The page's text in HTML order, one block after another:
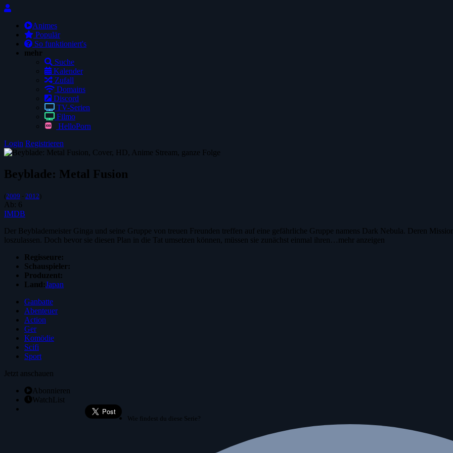
Animes
Populär
So funktioniert's
mehr
Suche
Kalender
Zufall
Domains
Discord
TV-Serien
Filmo
HelloPorn
Login Registrieren
Beyblade: Metal Fusion
(2009 - 2012 )
Ab: 6
IMDB
Der Beyblademeister Ginga und seine Gruppe von treuen Freunden treffen auf eine gefährliche Gruppe namens Dark Nebula. Deren
loszulassen. Doch bevor sie diesen Plan in die Tat umsetzen können, müssen sie zunächst einmal ihren…mehr anzeigen
Regisseure:
Schauspieler:
Produzent:
Land:Japan
Ganbatte
Abenteuer
Action
Ger
Komödie
Scifi
Sport
Jetzt anschauen
Abonnieren
WatchList
Wie findest du diese Serie?